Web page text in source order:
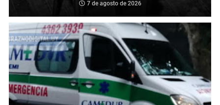
7 de agosto de 2026